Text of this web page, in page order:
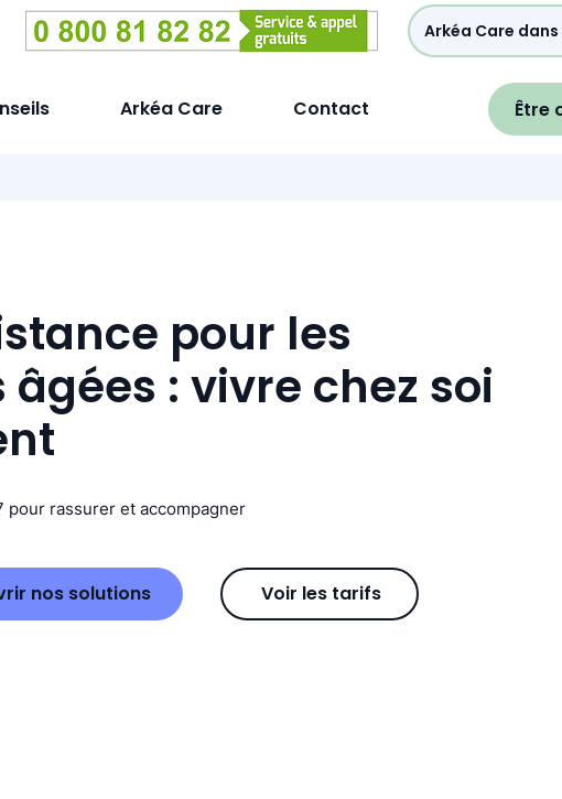
Arkéa Care
Arkéa Care Contact Être
pour les
: vivre chez soi
rassurer et accompagner
nos solutions Voir les tarifs